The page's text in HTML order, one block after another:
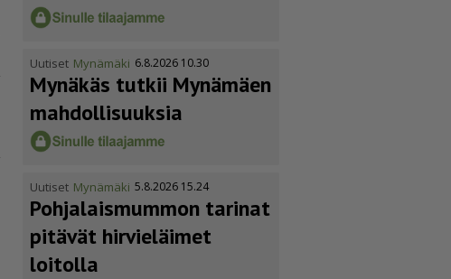
Uutiset Mynämäki 6.8.2026 10.30
Mynäkäs tutkii Mynämäen
mahdol­li­suuksia
Uutiset Mynämäki 5.8.2026 15.24
Pohja­lais­mummon tarinat
pitävät hirvieläimet
loitolla